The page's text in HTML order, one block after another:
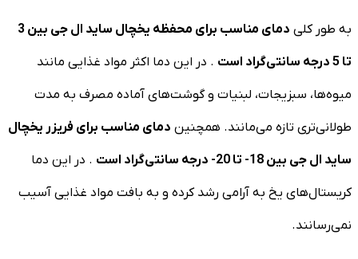
به طور کلی دمای مناسب برای محفظه یخچال ساید ال جی بین 3
تا 5 درجه سانتی‌گراد است . در این دما اکثر مواد غذایی مانند
میوه‌ها، سبزیجات، لبنیات و گوشت‌های آماده مصرف به مدت
طولانی‌تری تازه می‌مانند. همچنین دمای مناسب برای فریزر یخچال
ساید ال جی بین 18- تا 20- درجه سانتی‌گراد است . در این دما
کریستال‌های یخ به آرامی رشد کرده و به بافت مواد غذایی آسیب
نمی‌رسانند.